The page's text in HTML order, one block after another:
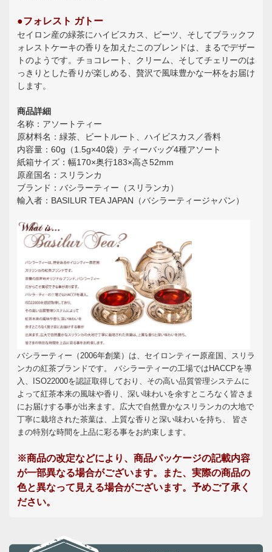
●フォレスト ガトー
セイロン産の緑茶にハイビスカス、ビーツ、そしてブラックフ
ォレストケーキの香りを加えたこのブレンドは、まるでデザー
トのようです。チョコレート、クリーム、そしてチェリーのは
っきりとした香りが楽しめる、贅沢で風味豊かな一杯をお届け
します。
商品詳細
名称：アソートティー
原材料名：緑茶、ビートルート、ハイビスカス／香料
内容量：60g（1.5g×40袋）ティーバッグ4種アソート
紙箱サイズ：幅170×奥行183×高さ52mm
原産国名：スリランカ
ブランド：バシラーティー（スリランカ）
輸入者：BASILUR TEA JAPAN（バシラーティージャパン）
バシラーティー（2006年創業）は、セイロンティー原産国、スリラ
ンカの紅茶ブランドです。 バシラーティーの工場ではHACCPを導
入、ISO22000を認証取得しており、その高い品質管理システムに
よって紅茶本来の風味や香り、深い味わいを余すところなく皆さま
にお届けする事が出来ます。広大で自然豊かなスリランカの大地で
丁寧に栽培された茶葉は、上質な香りと深い味わいを持ち、 皆さ
まの特別な時間を上品に彩る事をお約束します。
※商品の改定などにより、商品パッケージの記載内容
が一部異なる場合がございます。また、実際の商品の
色と異なって見える場合がございます。予めご了承く
ださい。